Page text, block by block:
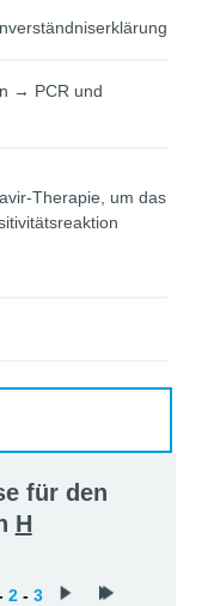
→ PCR und
Therapie, um das
für den
H
2 - 3